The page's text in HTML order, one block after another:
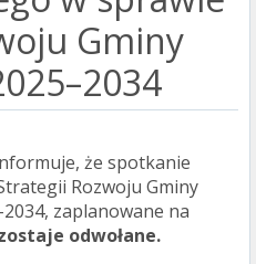
Gminy
że spotkanie
Rozwoju Gminy
zaplanowane na
odwołane.